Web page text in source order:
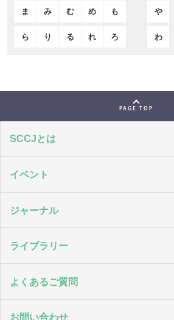
ま み む め も や
ら り る れ ろ わ
PAGE TOP
SCCJとは
イベント
ジャーナル
ライブラリー
よくあるご質問
お問い合わせ